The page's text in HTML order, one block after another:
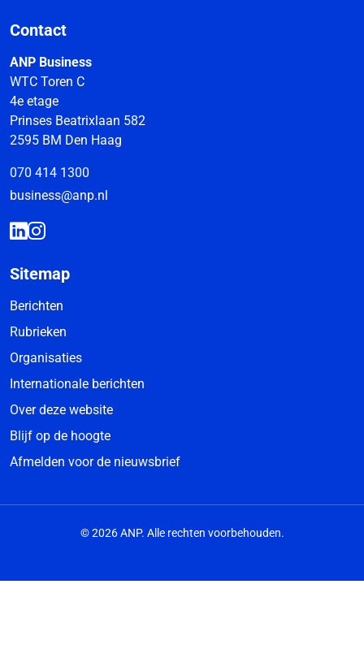
Contact
ANP Business
WTC Toren C
4e etage
Prinses Beatrixlaan 582
2595 BM Den Haag
070 414 1300
business@anp.nl
Sitemap
Berichten
Rubrieken
Organisaties
Internationale berichten
Over deze website
Blijf op de hoogte
Afmelden voor de nieuwsbrief
© 2026 ANP. Alle rechten voorbehouden.